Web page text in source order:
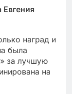
наград и
была
за лучшую
на